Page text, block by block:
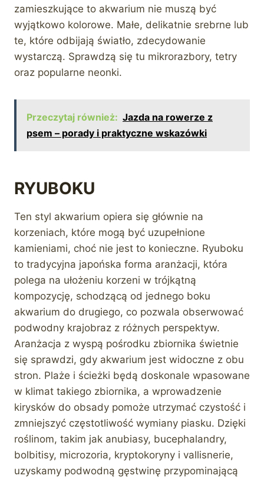
zamieszkujące to akwarium nie muszą być
wyjątkowo kolorowe. Małe, delikatnie srebrne lub
te, które odbijają światło, zdecydowanie
wystarczą. Sprawdzą się tu mikrorazbory, tetry
oraz popularne neonki.
Przeczytaj również: Jazda na rowerze z
psem – porady i praktyczne wskazówki
RYUBOKU
Ten styl akwarium opiera się głównie na
korzeniach, które mogą być uzupełnione
kamieniami, choć nie jest to konieczne. Ryuboku
to tradycyjna japońska forma aranżacji, która
polega na ułożeniu korzeni w trójkątną
kompozycję, schodzącą od jednego boku
akwarium do drugiego, co pozwala obserwować
podwodny krajobraz z różnych perspektyw.
Aranżacja z wyspą pośrodku zbiornika świetnie
się sprawdzi, gdy akwarium jest widoczne z obu
stron. Plaże i ścieżki będą doskonale wpasowane
w klimat takiego zbiornika, a wprowadzenie
kirysków do obsady pomoże utrzymać czystość i
zmniejszyć częstotliwość wymiany piasku. Dzięki
roślinom, takim jak anubiasy, bucephalandry,
bolbitisy, microzoria, kryptokoryny i vallisnerie,
uzyskamy podwodną gęstwinę przypominającą